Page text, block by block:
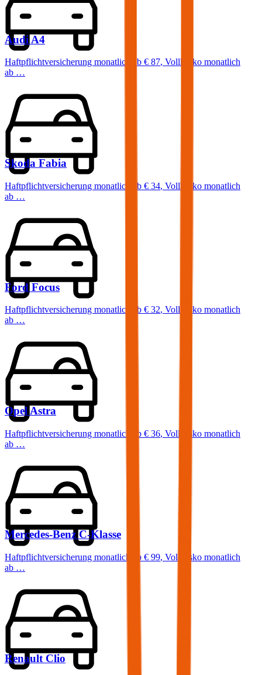
Audi A4
Haftpflichtversicherung monatlich ab € 87, Vollkasko monatlich
ab …
Skoda Fabia
Haftpflichtversicherung monatlich ab € 34, Vollkasko monatlich
ab …
Ford Focus
Haftpflichtversicherung monatlich ab € 32, Vollkasko monatlich
ab …
Opel Astra
Haftpflichtversicherung monatlich ab € 36, Vollkasko monatlich
ab …
Mercedes-Benz C-Klasse
Haftpflichtversicherung monatlich ab € 99, Vollkasko monatlich
ab …
Renault Clio